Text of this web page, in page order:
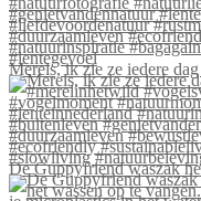
Merels, ik zie ze iedere
De Guppyfriend waszak